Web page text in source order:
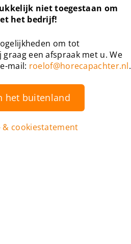
niet toegestaan om
het bedrijf!
om tot
een afspraak met u. We
mail: roelof@horecapachter.nl.
het buitenland
& cookiestatement